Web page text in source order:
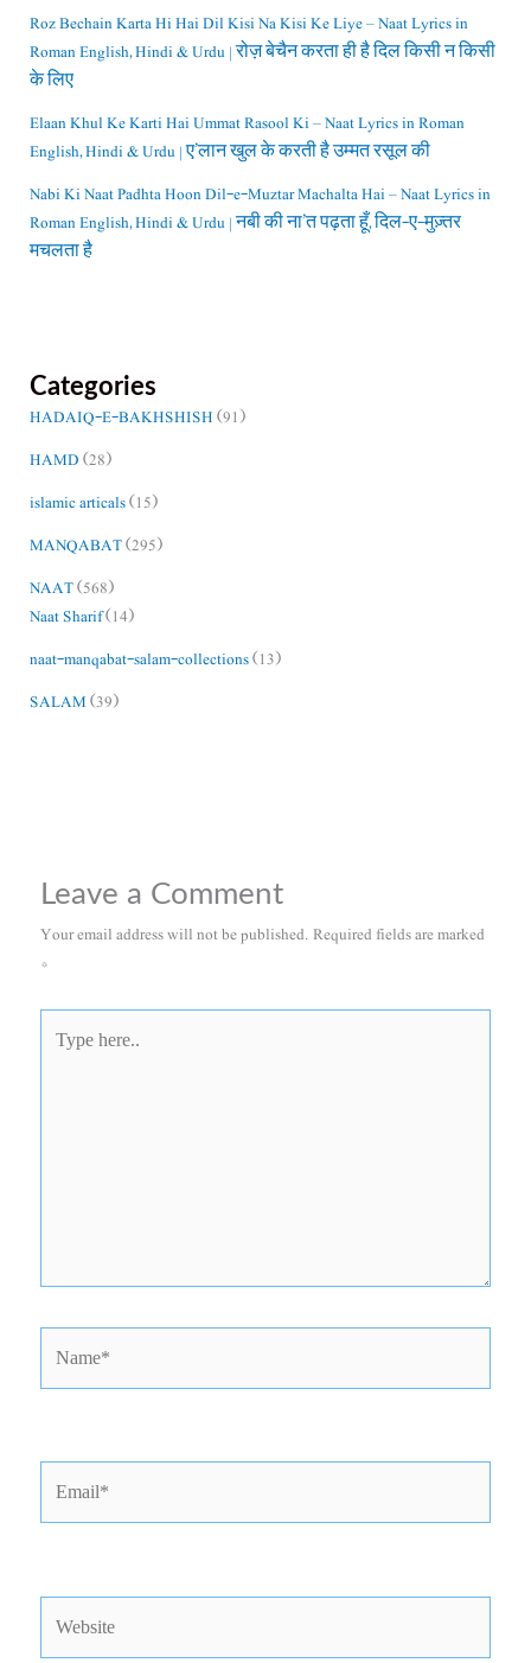
Roz Bechain Karta Hi Hai Dil Kisi Na Kisi Ke Liye – Naat Lyrics in
Roman English, Hindi & Urdu | रोज़ बेचैन करता ही है दिल किसी न किसी
के लिए
Elaan Khul Ke Karti Hai Ummat Rasool Ki – Naat Lyrics in Roman
English, Hindi & Urdu | ए’लान खुल के करती है उम्मत रसूल की
Nabi Ki Naat Padhta Hoon Dil-e-Muztar Machalta Hai – Naat Lyrics in
Roman English, Hindi & Urdu | नबी की ना’त पढ़ता हूँ, दिल-ए-मुज़्तर
मचलता है
Categories
HADAIQ-E-BAKHSHISH(91)
HAMD(28)
islamic articals(15)
MANQABAT(295)
NAAT(568)
Naat Sharif(14)
naat-manqabat-salam-collections(13)
SALAM(39)
Leave a Comment
Your email address will not be published.Required fields are marked
*
here..